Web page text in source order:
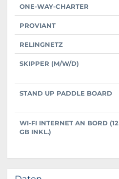
ONE-WAY-CHARTER
PROVIANT
RELINGNETZ
SKIPPER (M/W/D)
STAND UP PADDLE BOARD
WI-FI INTERNET AN BORD (12
GB INKL.)